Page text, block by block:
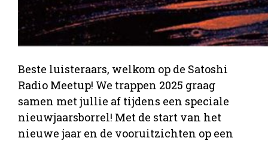
Beste luisteraars, welkom op de Satoshi
Radio Meetup! We trappen 2025 graag
samen met jullie af tijdens een speciale
nieuwjaarsborrel! Met de start van het
nieuwe jaar en de vooruitzichten op een